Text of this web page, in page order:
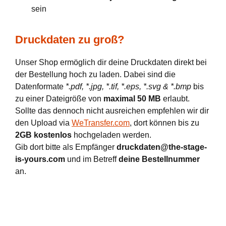
sein
Druckdaten zu groß?
Unser Shop ermöglich dir deine Druckdaten direkt bei
der Bestellung hoch zu laden. Dabei sind die
Datenformate *.pdf, *.jpg, *.tif, *.eps, *.svg & *.bmp bis
zu einer Dateigröße von maximal 50 MB erlaubt.
Sollte das dennoch nicht ausreichen empfehlen wir dir
den Upload via WeTransfer.com, dort können bis zu
2GB kostenlos hochgeladen werden.
Gib dort bitte als Empfänger druckdaten@the-stage-
is-yours.com und im Betreffdeine Bestellnummer
an.